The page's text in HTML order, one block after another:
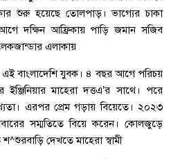
শুরু হয়েছে তোলপাড়। ভাগ্যের চাকা
দক্ষিন আফ্রিকায় পাড়ি জমান সজিব
এলাকায়
বাংলাদেশি যুবক। ৪ বছর আগে পরিচয়
মাহেরা দত্তএ’র সাথে। পরে
এরপর প্রেম গড়ায় বিয়েতে। ২০২৩
সম্মতিতে বিয়ে করেন। কোলজুড়ে
দেখতে মাহেরা স্বামী